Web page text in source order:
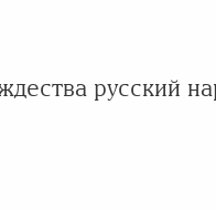
русский